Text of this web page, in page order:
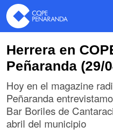
Herrera en
Peñaranda (29/
Hoy en el magazine
Peñaranda
Bar Boriles de
abril del municipio